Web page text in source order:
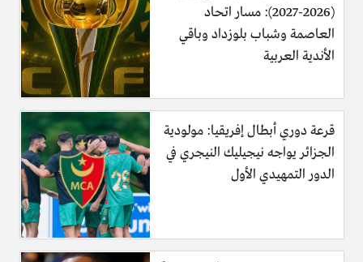
(2026-2027): مسار اتحاد
العاصمة وشباب بلوزداد وباقي
الأندية العربية
قرعة دوري أبطال إفريقيا: مولودية
الجزائر يواجه نيجيليك النيجري في
الدور التمهيدي الأول